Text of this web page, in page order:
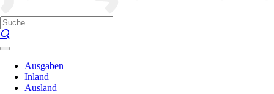
Ausgaben
Inland
Ausland